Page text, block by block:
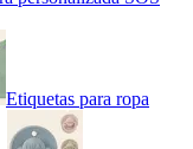
Etiquetas para ropa